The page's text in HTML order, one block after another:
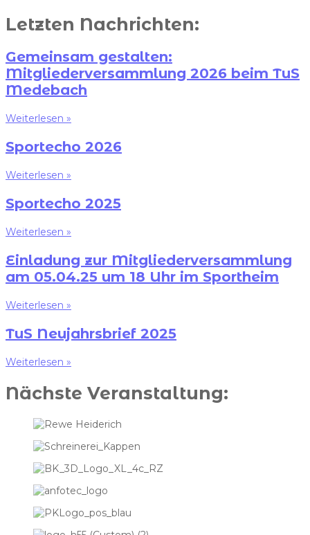
Letzten Nachrichten:
Gemeinsam gestalten:
Mitgliederversammlung 2026 beim TuS
Medebach
Weiterlesen »
Sportecho 2026
Weiterlesen »
Sportecho 2025
Weiterlesen »
Einladung zur Mitgliederversammlung
am 05.04.25 um 18 Uhr im Sportheim
Weiterlesen »
TuS Neujahrsbrief 2025
Weiterlesen »
Nächste Veranstaltung: